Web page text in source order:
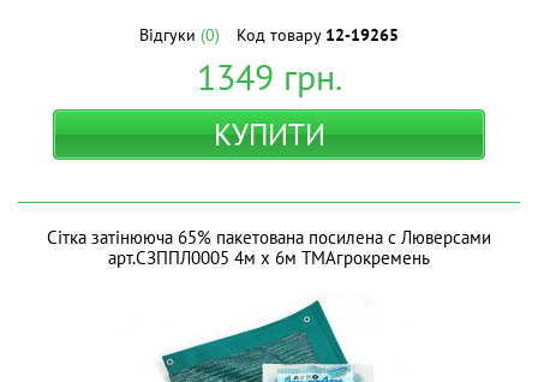
Відгуки (0) Код товару 12-19265
1349 грн.
КУПИТИ
Сітка затінююча 65% пакетована посилена с Люверсами
арт.СЗППЛ0005 4м х 6м ТМАгрокремень